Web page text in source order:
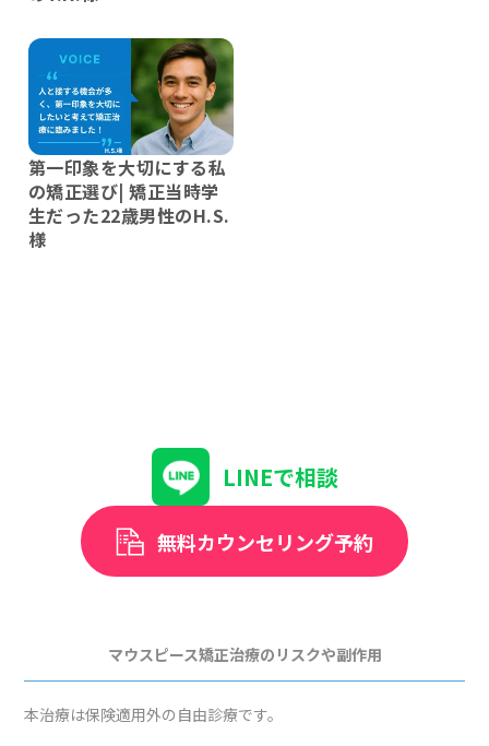
第一印象を大切にする私
の矯正選び| 矯正当時学
生だった22歳男性のH.S.
様
LINEで相談
無料カウンセリング予約
マウスピース矯正治療のリスクや副作用
本治療は保険適用外の自由診療です。